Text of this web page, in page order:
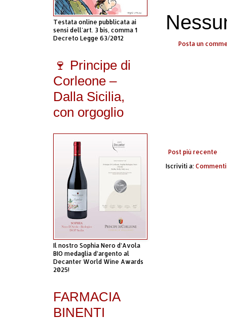
Posta un
Post più recente
Iscriviti a:
Testata online pubblicata ai
sensi dell'art. 3 bis, comma 1
Decreto Legge 63/2012
🍷 Principe di
Corleone –
Dalla Sicilia,
con orgoglio
Il nostro Sophia Nero d’Avola
BIO medaglia d’argento al
Decanter World Wine Awards
2025!
FARMACIA
BINENTI